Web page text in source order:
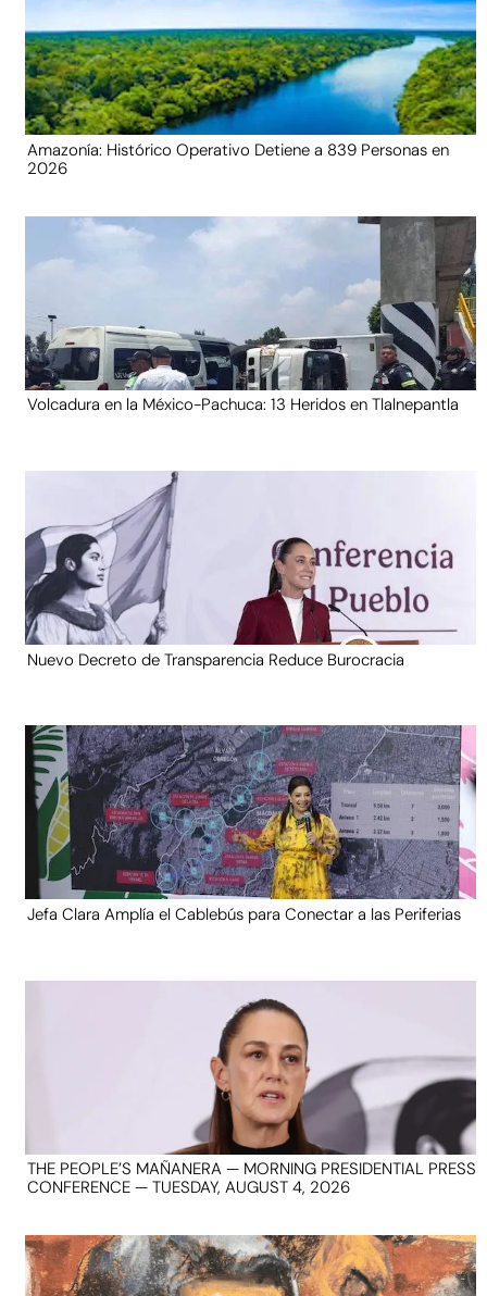
Amazonía: Histórico Operativo Detiene a 839 Personas en
2026
Volcadura en la México-Pachuca: 13 Heridos en Tlalnepantla
Nuevo Decreto de Transparencia Reduce Burocracia
Jefa Clara Amplía el Cablebús para Conectar a las Periferias
THE PEOPLE’S MAÑANERA — MORNING PRESIDENTIAL PRESS
CONFERENCE — TUESDAY, AUGUST 4, 2026